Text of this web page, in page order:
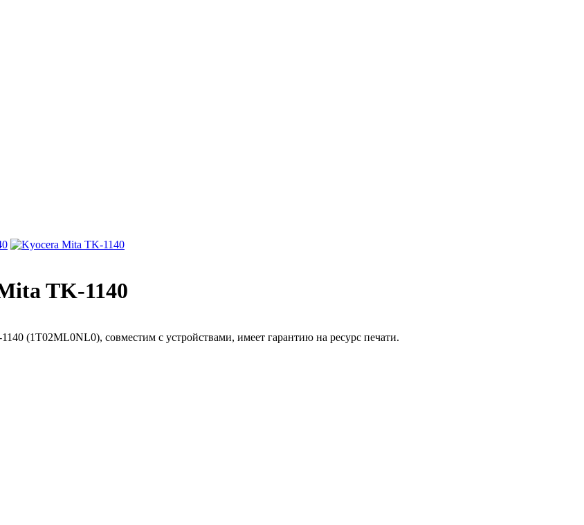
TK-1140
(1T02ML0NL0), совместим с устройствами, имеет гарантию на ресурс печати.